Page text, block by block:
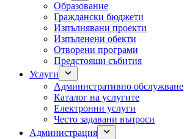
Образование
Граждански бюджети
Изпълнявани проекти
Изпъленени обекти
Отворени програми
Предстоящи събития
Услуги
Административно обслужване
Каталог на услугите
Електронни услуги
Често задавани въпроси
Администрация